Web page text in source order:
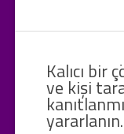
Kalıcı bir
ve kişi
yararlanın.